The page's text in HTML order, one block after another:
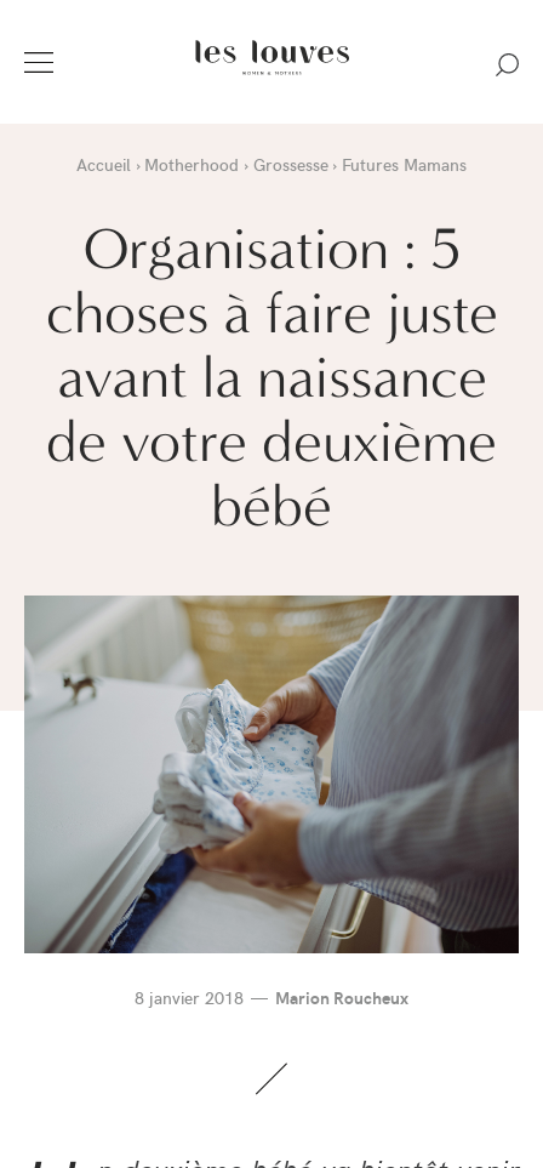
Accueil Motherhood Grossesse Futures Mamans
Organisation : 5
choses à faire juste
avant la naissance
de votre deuxième
bébé
8 janvier 2018 Marion Roucheux